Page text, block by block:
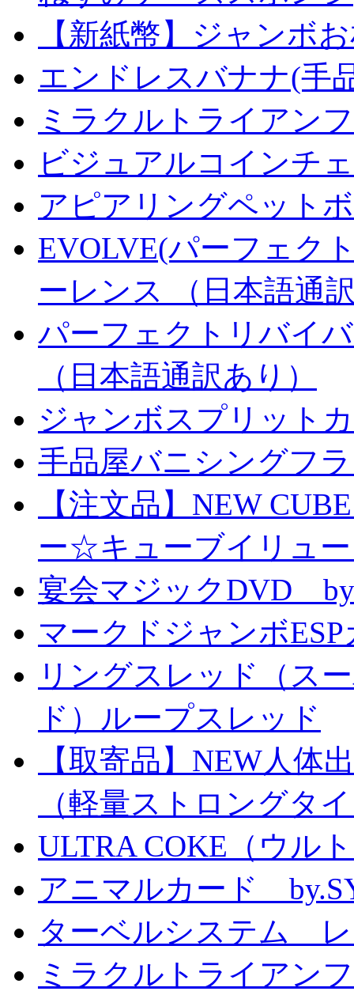
【新紙幣】ジャンボ
エンドレスバナナ(手
ミラクルトライアン
ビジュアルコインチ
アピアリングペット
EVOLVE(パーフェク
ーレンス （日本語通
パーフェクトリバイ
（日本語通訳あり）
ジャンボスプリット
手品屋バニシングフ
【注文品】NEW
ー☆キューブイリュ
宴会マジックDVD
マークドジャンボ
リングスレッド（ス
ド）ループスレッド
【取寄品】NEW人体
（軽量ストロングタ
ULTRA COKE（ウル
アニマルカード
ターベルシステム
ミラクルトライアン